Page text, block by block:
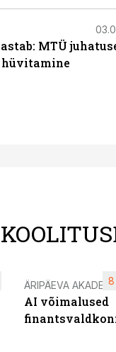
MTÜ
ÄRIPÄEVA
AI võimalused
8